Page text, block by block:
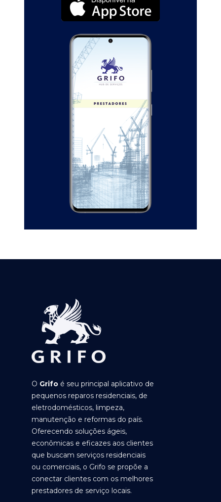
O Grifo é seu principal aplicativo de
pequenos reparos residenciais, de
eletrodomésticos, limpeza,
manutenção e reformas do país.
Oferecendo soluções ágeis,
econômicas e eficazes aos clientes
que buscam serviços residenciais
ou comerciais, o Grifo se propõe a
conectar clientes com os melhores
prestadores de serviço locais.